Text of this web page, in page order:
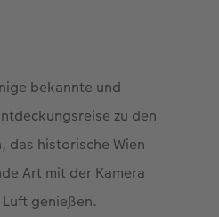
bekannte und
zu den
das historische Wien
Art mit der Kamera
genießen.